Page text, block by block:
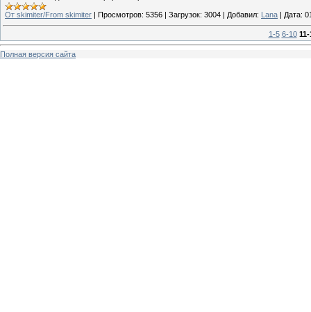
От skimiter/From skimiter Просмотров: 5356 Загрузок: 3004 Добавил: Lana Дата:
1-5 6-10 11-
Полная версия сайта